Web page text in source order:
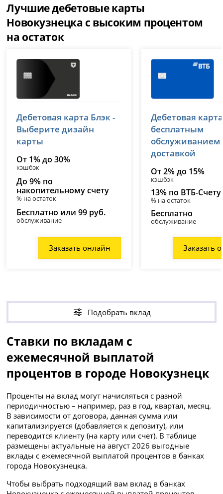
Лучшие дебетовые карты
Новокузнецка с высоким процентом
на остаток
лицензия № 2673
Дебетовая карта Блэк -
Выберите дизайн
карты
От 1% до 30%
кэшбэк
До 9% по
накопительному счету
% на остаток
Бесплатно или 99 руб.
обслуживание
Заказать онлайн
лицензия № 1000
Дебетовая
бесплатным
обслуживанием
доставкой
От 2% до 15%
кэшбэк
13% по ВТБ-Счету
% на остаток
Бесплатно
обслуживание
Заказать
Подобрать вклад
Ставки по вкладам с
ежемесячной выплатой
процентов в городе Новокузнецк
Проценты на вклад могут начисляться с разной
периодичностью – например, раз в год, квартал, месяц.
В зависимости от договора, данная сумма или
капитализируется (добавляется к депозиту), или
переводится клиенту (на карту или счет). В таблице
размещены актуальные на август 2026 выгодные
вклады с ежемесячной выплатой процентов в банках
города Новокузнецка.
Чтобы выбрать подходящий вам вклад в банках